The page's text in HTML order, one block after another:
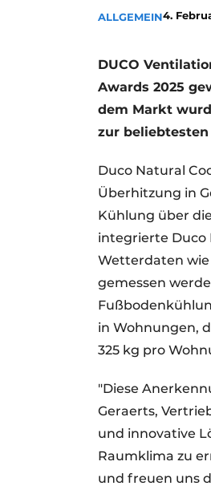
Ein
Videos
Werben
ALLGEMEIN4.
DUCO
Awards 2025
dem Markt
zur
Duco Natural
Überhitzung in
Kühlung über
integrierte Duco
Wetterdaten
gemessen
in Wohnungen,
325 kg pro
"Diese
Geraerts,
und innovative
Raumklima zu
und freuen uns